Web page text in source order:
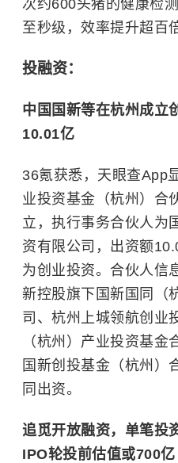
次约600头猪的健康检
至秒级，效率提升超百
投融资：
中国国新等在杭州成立
10.01亿
36氪获悉，天眼查App
业投资基金（杭州）合
立，执行事务合伙人为
资有限公司，出资额
为创业投资。合伙人信
新控股旗下国新国同（
司、杭州上城领航创业
（杭州）产业投资基金
国新创投基金（杭州）
同出资。
追觅开放融资，单笔投
IPO轮投前估值或700亿